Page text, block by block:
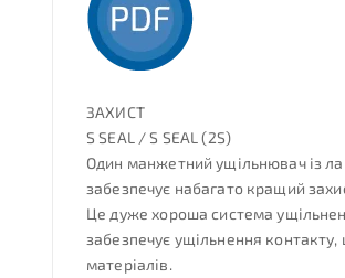
ЗАХИСТ
S SEAL / S SEAL (2S)
Один манжетний ущільнювач із
забезпечує набагато кращий
Це дуже хороша система
забезпечує ущільнення
матеріалів.